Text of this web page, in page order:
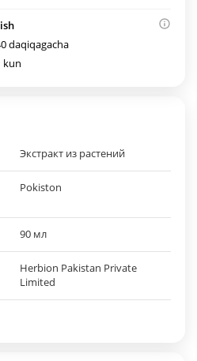
daqiqagacha
kun
Экстракт из растений
Pokiston
90 мл
Herbion Pakistan Private
Limited